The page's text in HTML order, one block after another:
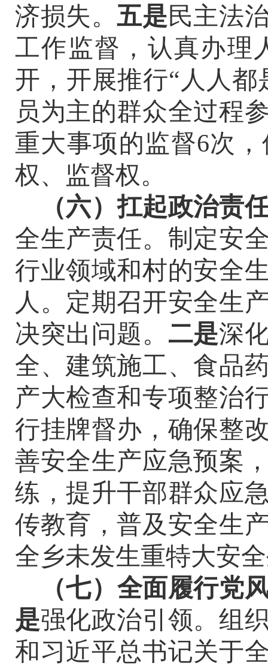
济损失。五是民主法
工作监督，认真办理
开， 开展推行“ 人人都
员为主的群众全过程
重大事项的监督6次 ，
权、监督权。
（六）扛起政治责
全生产责任。制定安
行业领域和村的安全
人。定期召开安全生
决突出问题。 二是深
全、建筑施工、食品
产大检查和专项整治
行挂牌督办，确保整
善安全生产应急预案
练，提升干部群众应
传教育，普及安全生
全乡未发生重特大安
（七）全面履行党
是强化政治引领。组
和习近平总书记关于